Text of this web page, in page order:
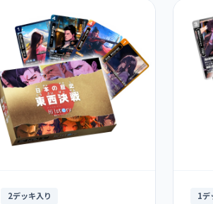
2デッキ入り 1デ